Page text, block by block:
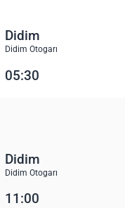
Didim
Didim Otogarı
05:30
Didim
Didim Otogarı
11:00